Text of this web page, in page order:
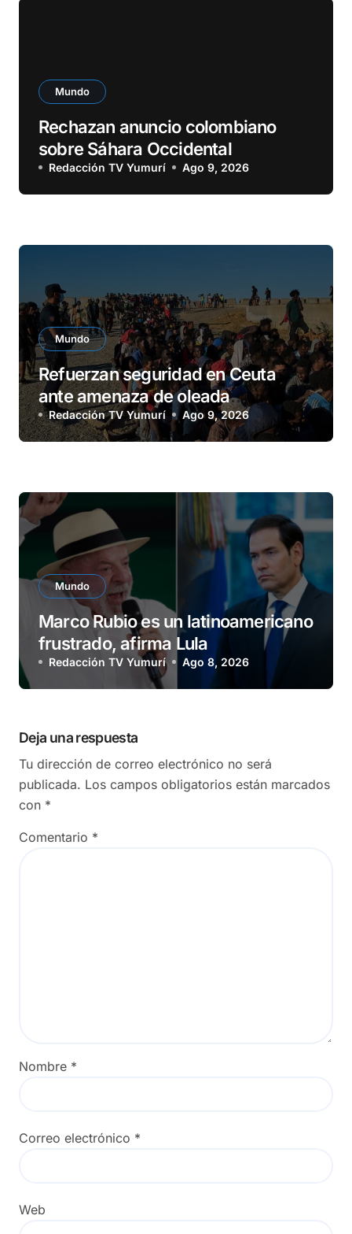
Mundo
Rechazan anuncio colombiano
sobre Sáhara Occidental
Redacción TV Yumurí Ago 9, 2026
Mundo
Refuerzan seguridad en Ceuta
ante amenaza de oleada
migratoria
Redacción TV Yumurí Ago 9, 2026
Mundo
Marco Rubio es un latinoamericano
frustrado, afirma Lula
Redacción TV Yumurí Ago 8, 2026
Deja una respuesta
Tu dirección de correo electrónico no será
publicada. Los campos obligatorios están marcados
con *
Comentario *
Nombre *
Correo electrónico *
Web